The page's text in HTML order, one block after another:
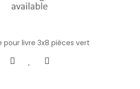
livre 3x8 pièces vert